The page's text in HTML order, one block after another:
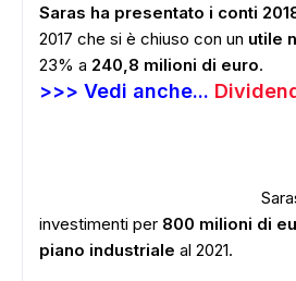
Saras ha presentato i conti
2017 che si è chiuso con un utile
23% a 240,8 milioni di euro.
>>> Vedi anche...
investimenti per 800 milioni di
piano industriale al 2021.